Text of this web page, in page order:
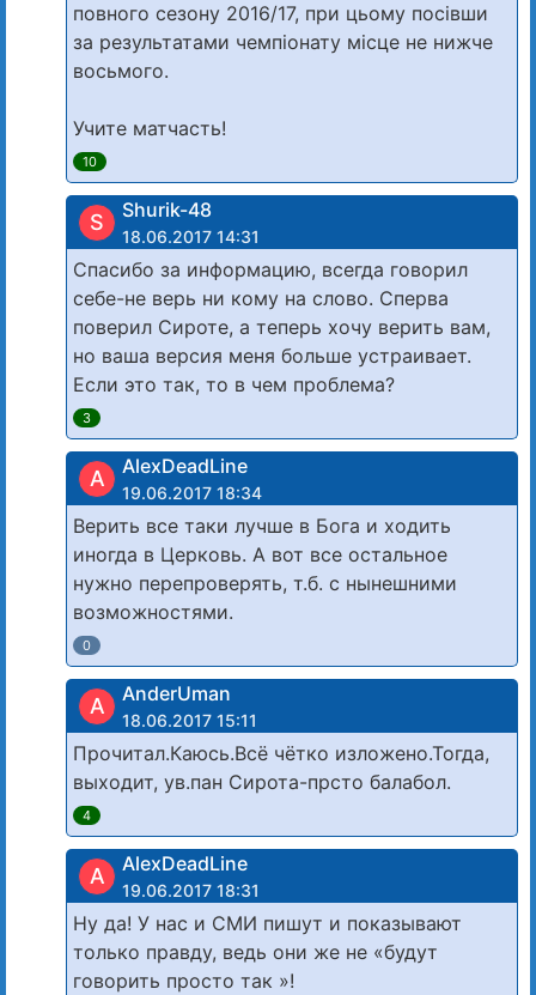
повного сезону 2016/17, при цьому посівши
за результатами чемпіонату місце не нижче
восьмого.
Учите матчасть!
10
S Shurik-48
18.06.2017 14:31
Спасибо за информацию, всегда говорил
себе-не верь ни кому на слово. Сперва
поверил Сироте, а теперь хочу верить вам,
но ваша версия меня больше устраивает.
Если это так, то в чем проблема?
3
A AlexDeadLine
19.06.2017 18:34
Верить все таки лучше в Бога и ходить
иногда в Церковь. А вот все остальное
нужно перепроверять, т.б. с нынешними
возможностями.
0
A AnderUman
18.06.2017 15:11
Прочитал.Каюсь.Всё чётко изложено.Тогда,
выходит, ув.пан Сирота-прсто балабол.
4
A AlexDeadLine
19.06.2017 18:31
Ну да! У нас и СМИ пишут и показывают
только правду, ведь они же не «будут
говорить просто так »!